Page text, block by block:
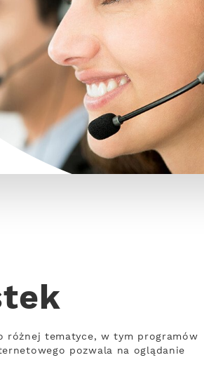
różnej tematyce, w tym programów
pozwala na oglądanie